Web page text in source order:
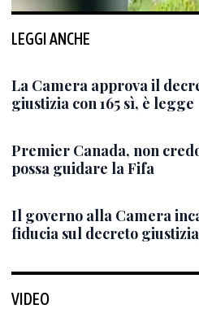
LEGGI ANCHE
La Camera approva il
giustizia con 165 sì, è legge
Premier Canada, non
possa guidare la Fifa
Il governo alla Camera
fiducia sul decreto
VIDEO